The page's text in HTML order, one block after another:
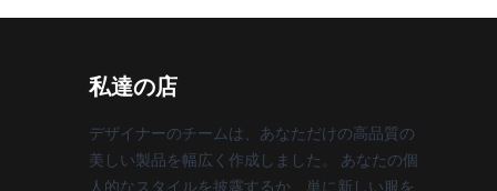
私達の店
デザイナーのチームは、あなただけの高品質の
美しい製品を幅広く作成しました。 あなたの個
人的なスタイルを披露するか、単に新しい服を